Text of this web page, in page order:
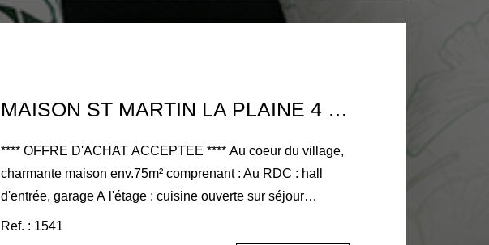
MAISON ST MARTIN LA PLAINE 4 PIÈCE(S)
**** OFFRE D'ACHAT ACCEPTEE **** Au coeur du village,
charmante maison env.75m² comprenant : Au RDC : hall
d'entrée, garage A l'étage : cuisine ouverte sur séjour
env.20m², salon env.13m², WC Au dessus : 2 chambres sous
Ref. : 1541